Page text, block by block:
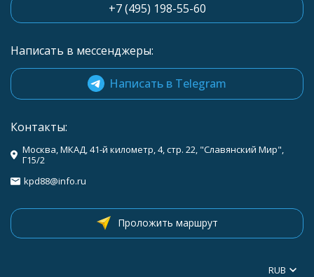
+7 (495) 198-55-60
Написать в мессенджеры:
Написать в Telegram
Контакты:
Москва, МКАД, 41-й километр, 4, стр. 22, "Славянский Мир",
Г15/2
kpd88@info.ru
Проложить маршрут
RUB